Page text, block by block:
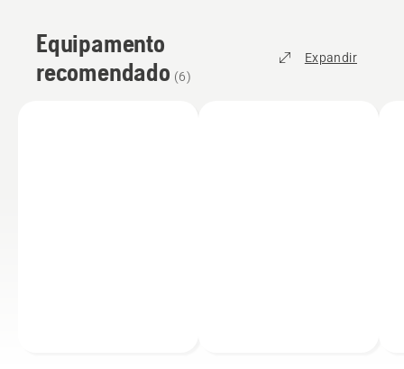
Equipamento
recomendado (6)
Expandir